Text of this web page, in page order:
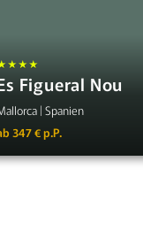
Figueral Nou
| Spanien
347 € p.P.